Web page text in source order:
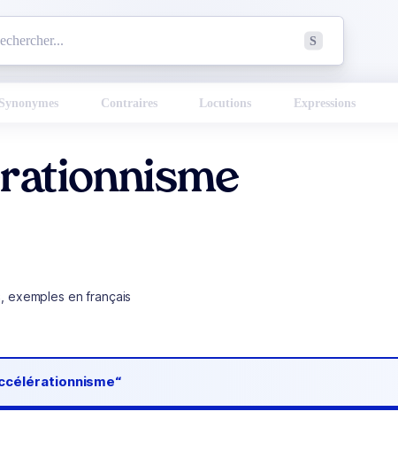
S
Synonymes Contraires Locutions Expressions
exemples en français